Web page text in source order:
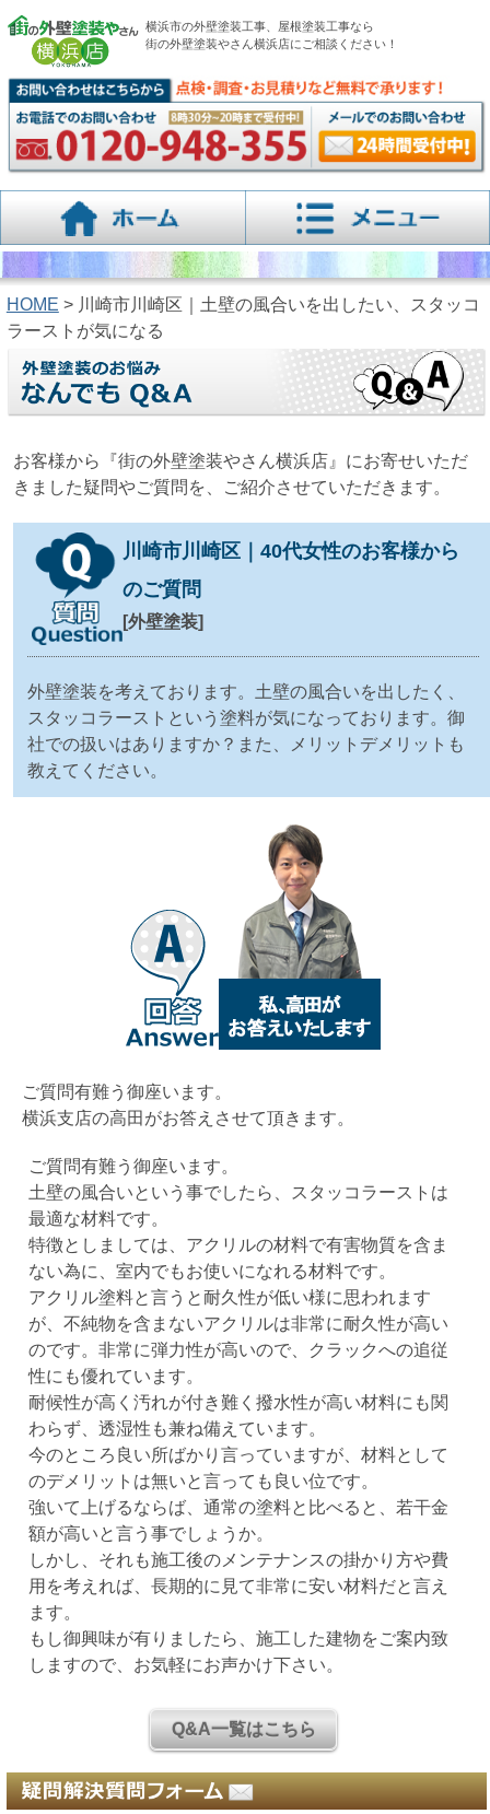
横浜市の外壁塗装工事、屋根塗装工事なら
街の外壁塗装やさん横浜店にご相談ください！
HOME > 川崎市川崎区｜土壁の風合いを出したい、スタッコ
ラーストが気になる
お客様から『街の外壁塗装やさん横浜店』にお寄せいただ
きました疑問やご質問を、ご紹介させていただきます。
川崎市川崎区｜40代女性のお客様から
のご質問
[外壁塗装]
外壁塗装を考えております。土壁の風合いを出したく、
スタッコラーストという塗料が気になっております。御
社での扱いはありますか？また、メリットデメリットも
教えてください。
ご質問有難う御座います。
横浜支店の高田がお答えさせて頂きます。
ご質問有難う御座います。
土壁の風合いという事でしたら、スタッコラーストは
最適な材料です。
特徴としましては、アクリルの材料で有害物質を含ま
ない為に、室内でもお使いになれる材料です。
アクリル塗料と言うと耐久性が低い様に思われます
が、不純物を含まないアクリルは非常に耐久性が高い
のです。非常に弾力性が高いので、クラックへの追従
性にも優れています。
耐候性が高く汚れが付き難く撥水性が高い材料にも関
わらず、透湿性も兼ね備えています。
今のところ良い所ばかり言っていますが、材料として
のデメリットは無いと言っても良い位です。
強いて上げるならば、通常の塗料と比べると、若干金
額が高いと言う事でしょうか。
しかし、それも施工後のメンテナンスの掛かり方や費
用を考えれば、長期的に見て非常に安い材料だと言え
ます。
もし御興味が有りましたら、施工した建物をご案内致
しますので、お気軽にお声かけ下さい。
Q&A一覧はこちら